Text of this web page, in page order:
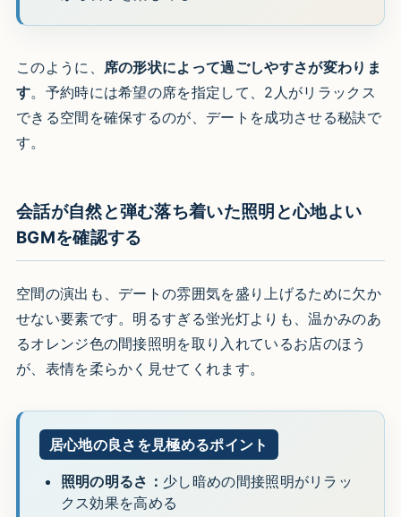
このように、 席の形状によって過ごしやすさが変わりま
す。予約時には希望の席を指定して、2人がリラックス
できる空間を確保するのが、デートを成功させる秘訣で
す。
会話が自然と弾む落ち着いた照明と心地よい
BGMを確認する
空間の演出も、デートの雰囲気を盛り上げるために欠か
せない要素です。明るすぎる蛍光灯よりも、温かみのあ
るオレンジ色の間接照明を取り入れているお店のほう
が、表情を柔らかく見せてくれます。
居心地の良さを見極めるポイント
照明の明るさ： 少し暗めの間接照明がリラッ
クス効果を高める